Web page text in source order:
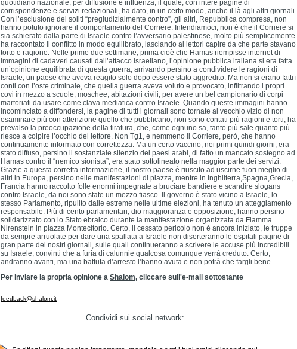
quotidiano nazionale, per diffusione e influenza, il quale, con intere pagine di
corrispondenze e servizi redazionali, ha dato, in un certo modo, anche il là agli altri giornali.
Con l’esclusione dei soliti “pregiudizialmente contro”, gli altri, Repubblica compresa, non
hanno potuto ignorare il comportamento del Corriere. Intendiamoci, non è che il Corriere si
sia schierato dalla parte di Israele contro l’avversario palestinese, molto più semplicemente
ha raccontato il conflitto in modo equilibrato, lasciando ai lettori capire da che parte stavano
torto e ragione. Nelle prime due settimane, prima cioè che Hamas riempisse internet di
immagini di cadaveri causati dall’attacco israeliano, l’opinione pubblica italiana si era fatta
un’opinione equilibrata di questa guerra, arrivando persino a condividere le ragioni di
Israele, un paese che aveva reagito solo dopo essere stato aggredito. Ma non si erano fatti i
conti con l’oste criminale, che quella guerra aveva voluto e provocato, infiltrando i propri
covi in mezzo a scuole, moschee, abitazioni civili, per avere un bel campionario di corpi
martoriati da usare come clava mediatica contro Israele. Quando queste immagini hanno
incominciato a diffondersi, la pagine di tutti i giornali sono tornate al vecchio vizio di non
esaminare più con attenzione quello che pubblicano, non sono contati più ragioni e torti, ha
prevalso la preoccupazione della tiratura, che, come ognuno sa, tanto più sale quanto più
riesce a colpire l’occhio del lettore. Non Tg1, e nemmeno il Corriere, però, che hanno
continuamente informato con correttezza. Ma un certo vaccino, nei primi quindi giorni, era
stato diffuso, persino il sostanziale silenzio dei paesi arabi, di fatto un mancato sostegno ad
Hamas contro il “nemico sionista”, era stato sottolineato nella maggior parte dei servizi.
Grazie a questa corretta informazione, il nostro paese è riuscito ad uscirne fuori meglio di
altri in Europa, persino nelle manifestazioni di piazza, mentre in Inghilterra,Spagna,Grecia,
Francia hanno raccolto folle enormi impegnate a bruciare bandiere e scandire slogans
contro Israele, da noi sono state un mezzo fiasco. Il governo è stato vicino a Israele, lo
stesso Parlamento, ripulito dalle estreme nelle ultime elezioni, ha tenuto un atteggiamento
responsabile. Più di cento parlamentari, dio maggioranza e opposizione, hanno persino
solidarizzato con lo Stato ebraico durante la manifestazione organizzata da Fiamma
Nirenstein in piazza Montecitorio. Certo, il cessato pericolo non è ancora iniziato, le truppe
da sempre arruolate per dare una spallata a Israele non diserteranno le ospitali pagine di
gran parte dei nostri giornali, sulle quali continueranno a scrivere le accuse più incredibili
su Israele, convinti che a furia di calunnie qualcosa comunque verrà creduto. Certo,
andranno avanti, ma una battuta d’arresto l’hanno avuta e non potrà che fargli bene.
Per inviare la propria opinione a Shalom, cliccare sull'e-mail sottostante
feedback@shalom.it
Condividi sui social network: